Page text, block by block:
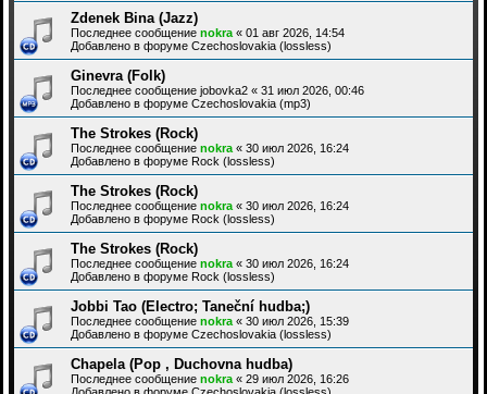
Zdenek Bina (Jazz)
Последнее сообщение nokra « 01 авг 2026, 14:54
Добавлено в форуме Czechoslovakia (lossless)
Ginevra (Folk)
Последнее сообщение jobovka2 « 31 июл 2026, 00:46
Добавлено в форуме Czechoslovakia (mp3)
The Strokes (Rock)
Последнее сообщение nokra « 30 июл 2026, 16:24
Добавлено в форуме Rock (lossless)
The Strokes (Rock)
Последнее сообщение nokra « 30 июл 2026, 16:24
Добавлено в форуме Rock (lossless)
The Strokes (Rock)
Последнее сообщение nokra « 30 июл 2026, 16:24
Добавлено в форуме Rock (lossless)
Jobbi Tao (Electro; Taneční hudba;)
Последнее сообщение nokra « 30 июл 2026, 15:39
Добавлено в форуме Czechoslovakia (lossless)
Chapela (Pop , Duchovna hudba)
Последнее сообщение nokra « 29 июл 2026, 16:26
Добавлено в форуме Czechoslovakia (lossless)